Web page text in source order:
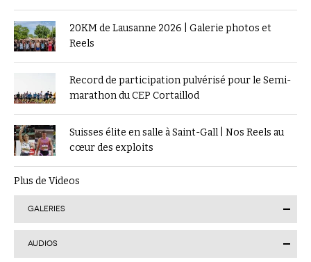
20KM de Lausanne 2026 | Galerie photos et
Reels
Record de participation pulvérisé pour le Semi-
marathon du CEP Cortaillod
Suisses élite en salle à Saint-Gall | Nos Reels au
cœur des exploits
Plus de Videos
GALERIES
AUDIOS